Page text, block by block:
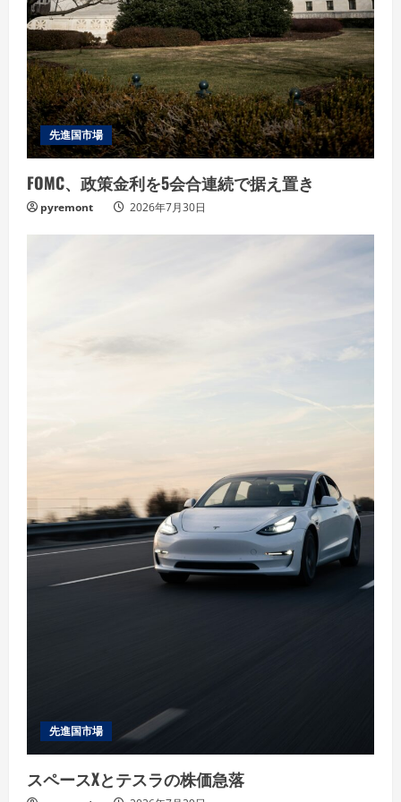
先進国市場
FOMC、政策金利を5会合連続で据え置き
pyremont 2026年7月30日
先進国市場
スペースXとテスラの株価急落